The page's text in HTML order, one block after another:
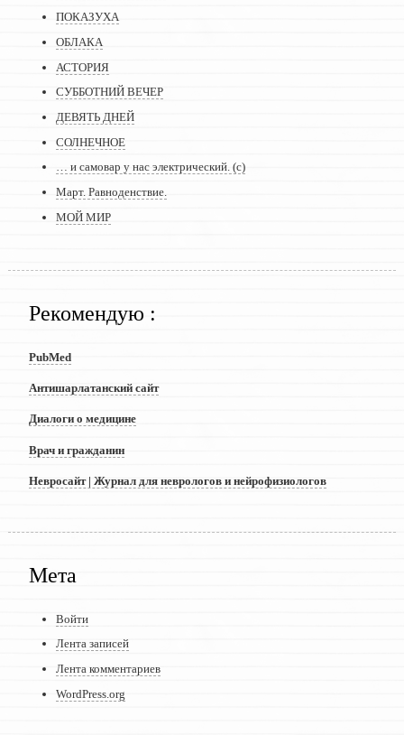
ПОКАЗУХА
ОБЛАКА
АСТОРИЯ
СУББОТНИЙ ВЕЧЕР
ДЕВЯТЬ ДНЕЙ
СОЛНЕЧНОЕ
… и самовар у нас электрический. (с)
Март. Равноденствие.
МОЙ МИР
Рекомендую :
PubMed
Антишарлатанский сайт
Диалоги о медицине
Врач и гражданин
Невросайт | Журнал для неврологов и нейрофизиологов
Мета
Войти
Лента записей
Лента комментариев
WordPress.org